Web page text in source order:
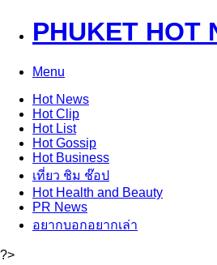
PHUKET HOT
Menu
HotNews
HotClip
HotList
HotGossip
HotBusiness
เที่ยว ชิม ช๊อป
HotHealth and Beauty
PR News
อยากบอกอยากเล่า
?>